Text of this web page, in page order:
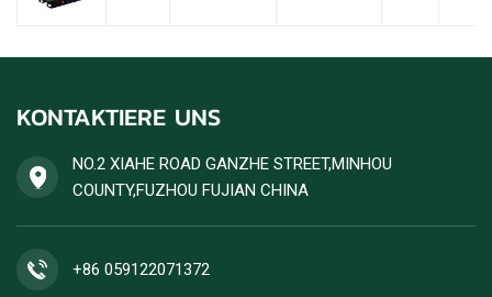
KONTAKTIERE UNS
NO.2 XIAHE ROAD GANZHE STREET,MINHOU
COUNTY,FUZHOU FUJIAN CHINA
+86 059122071372